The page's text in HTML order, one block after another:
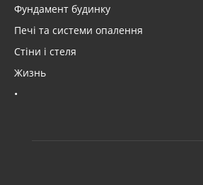
Фундамент будинку
Печі та системи опалення
Стіни і стеля
Жизнь
•